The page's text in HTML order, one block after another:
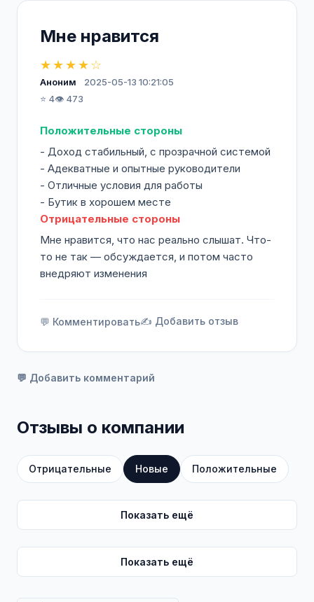
Мне нравится
★★★★☆
Аноним
2025-05-13 10:21:05
⭐ 4👁️ 473
Положительные стороны
- Доход стабильный, с прозрачной системой
- Адекватные и опытные руководители
- Отличные условия для работы
- Бутик в хорошем месте
Отрицательные стороны
Мне нравится, что нас реально слышат. Что-
то не так — обсуждается, и потом часто
внедряют изменения
💬 Комментировать✍️ Добавить отзыв
💬 Добавить комментарий
Отзывы о компании
Отрицательные Новые Положительные
Показать ещё
Показать ещё